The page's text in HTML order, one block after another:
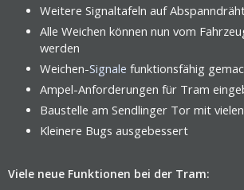
Weitere Signaltafeln auf
Alle Weichen können nun vom
werden
Weichen-Signale funktionsfähig
Ampel-Anforderungen für Tram
Baustelle am Sendlinger Tor mit
Kleinere Bugs ausgebessert
Viele neue Funktionen bei der Tram: